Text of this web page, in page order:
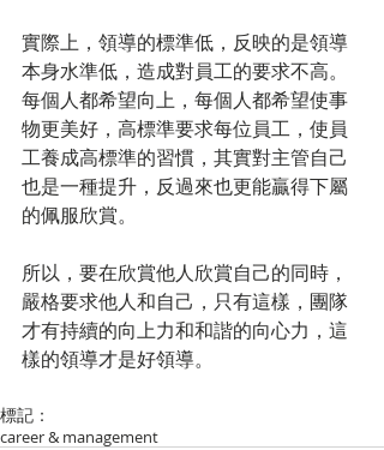
實際上，領導的標準低，反映的是領導
本身水準低，造成對員工的要求不高。
每個人都希望向上，每個人都希望使事
物更美好，高標準要求每位員工，使員
工養成高標準的習慣，其實對主管自己
也是一種提升，反過來也更能贏得下屬
的佩服欣賞。
所以，要在欣賞他人欣賞自己的同時，
嚴格要求他人和自己，只有這樣，團隊
才有持續的向上力和和諧的向心力，這
樣的領導才是好領導。
標記：
career & management